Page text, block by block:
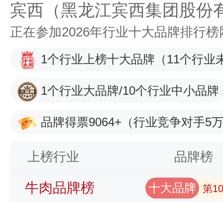
宾西（黑龙江宾西集团股份
正在参加2026年行业十大品牌排行
1个行业上榜十大品牌 （11个行业
1个行业大品牌/10个行业中小品牌
品牌得票9064+ （行业竞争对手5
上榜行业 品牌榜
牛肉品牌榜 十大品牌 第